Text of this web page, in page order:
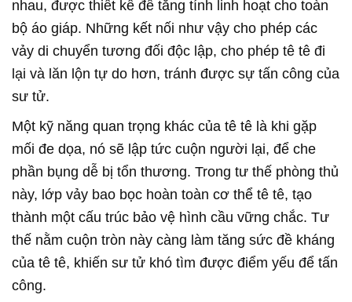
nhau, được thiết kế để tăng tính linh hoạt cho toàn
bộ áo giáp. Những kết nối như vậy cho phép các
vảy di chuyển tương đối độc lập, cho phép tê tê đi
lại và lăn lộn tự do hơn, tránh được sự tấn công của
sư tử.
Một kỹ năng quan trọng khác của tê tê là khi gặp
mối đe dọa, nó sẽ lập tức cuộn người lại, để che
phần bụng dễ bị tổn thương. Trong tư thế phòng thủ
này, lớp vảy bao bọc hoàn toàn cơ thể tê tê, tạo
thành một cấu trúc bảo vệ hình cầu vững chắc. Tư
thế nằm cuộn tròn này càng làm tăng sức đề kháng
của tê tê, khiến sư tử khó tìm được điểm yếu để tấn
công.